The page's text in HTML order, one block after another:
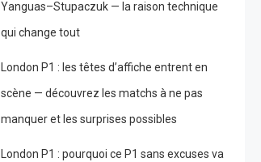
Yanguas–Stupaczuk — la raison technique
qui change tout
London P1 : les têtes d’affiche entrent en
scène — découvrez les matchs à ne pas
manquer et les surprises possibles
London P1 : pourquoi ce P1 sans excuses va